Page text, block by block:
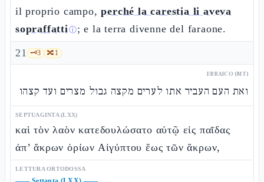
il proprio campo,perché la carestia li aveva
sopraffattiⓘ; e la terra divenne del faraone.
21 🗝️3 🔀1
EBRAICO (MT)
ואת העם העביר אתו לערים מקצה גבול מצרים ועד קצהו
SEPTUAGINTA (LXX)
καὶ τὸν λαὸν κατεδουλώσατο αὐτῷ εἰς παῖδας
ἀπ’ ἄκρων ὁρίων Αἰγύπτου ἕως τῶν ἄκρων,
LETTURA ORTODOSSA